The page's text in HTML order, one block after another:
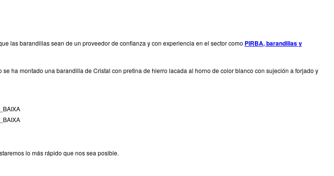
las barandillas sean de un proveedor de confianza y con experiencia en el sector como PIRBA, barandillas y
se ha montado una barandilla de Cristal con pretina de hierro lacada al horno de color blanco con sujeción a forjado y
lo más rápido que nos sea posible.